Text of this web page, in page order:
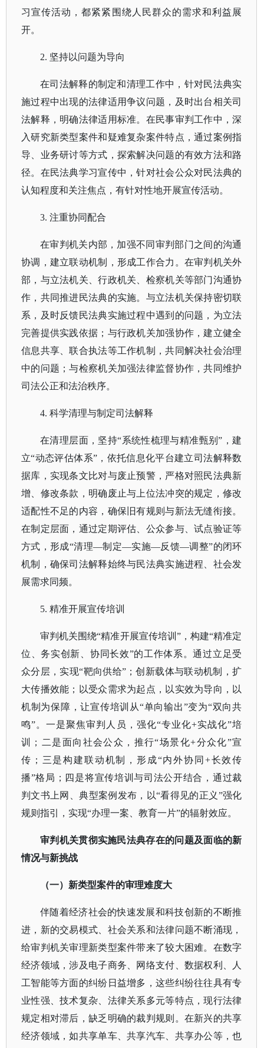
习宣传活动，都紧紧围绕人民群众的需求和利益展
开。
2. 坚持以问题为导向
在司法解释的制定和清理工作中，针对民法典实
施过程中出现的法律适用争议问题，及时出台相关司
法解释，明确法律适用标准。在民事审判工作中，深
入研究新类型案件和疑难复杂案件特点，通过案例指
导、业务研讨等方式，探索解决问题的有效方法和路
径。在民法典学习宣传中，针对社会公众对民法典的
认知程度和关注焦点，有针对性地开展宣传活动。
3. 注重协同配合
在审判机关内部，加强不同审判部门之间的沟通
协调，建立联动机制，形成工作合力。在审判机关外
部，与立法机关、行政机关、检察机关等部门沟通协
作，共同推进民法典的实施。与立法机关保持密切联
系，及时反馈民法典实施过程中遇到的问题，为立法
完善提供实践依据；与行政机关加强协作，建立健全
信息共享、联合执法等工作机制，共同解决社会治理
中的问题；与检察机关加强法律监督协作，共同维护
司法公正和法治秩序。
4. 科学清理与制定司法解释
在清理层面，坚持“系统性梳理与精准甄别”，建
立“动态评估体系”，依托信息化平台建立司法解释数
据库，实现条文比对与废止预警，严格对照民法典新
增、修改条款，明确废止与上位法冲突的规定，修改
适配性不足的内容，确保旧有规则与新法无缝衔接。
在制定层面，通过定期评估、公众参与、试点验证等
方式，形成“清理—制定—实施—反馈—调整”的闭环
机制，确保司法解释始终与民法典实施进程、社会发
展需求同频。
5. 精准开展宣传培训
审判机关围绕“精准开展宣传培训”，构建“精准定
位、务实创新、协同长效”的工作体系。通过立足受
众分层，实现“靶向供给”；创新载体与联动机制，扩
大传播效能；以受众需求为起点，以实效为导向，以
机制为保障，让宣传培训从“单向输出”变为“双向共
鸣”。一是聚焦审判人员，强化“专业化+实战化”培
训；二是面向社会公众，推行“场景化+分众化”宣
传；三是构建联动机制，形成“内外协同+长效传
播”格局；四是将宣传培训与司法公开结合，通过裁
判文书上网、典型案例发布，以“看得见的正义”强化
规则指引，实现“办理一案、教育一片”的辐射效应。
审判机关贯彻实施民法典存在的问题及面临的新
情况与新挑战
（一）新类型案件的审理难度大
伴随着经济社会的快速发展和科技创新的不断推
进，新的交易模式、社会关系和法律问题不断涌现，
给审判机关审理新类型案件带来了较大困难。在数字
经济领域，涉及电子商务、网络支付、数据权利、人
工智能等方面的纠纷日益增多，这些纠纷往往具有专
业性强、技术复杂、法律关系多元等特点，现行法律
规定相对滞后，缺乏明确的裁判规则。在新兴的共享
经济领域，如共享单车、共享汽车、共享办公等，也